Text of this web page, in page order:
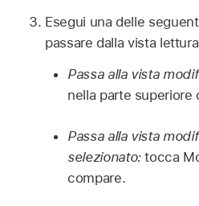
Esegui una delle
passare dalla vista
Passa alla vista
nella parte superiore
Passa alla vista
selezionato:tocca
compare.